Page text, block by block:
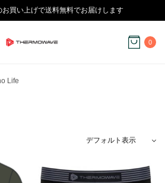
買い上げで送料無料でお届けします
0
Life